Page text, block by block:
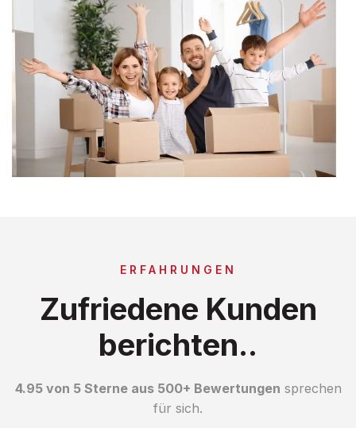
ERFAHRUNGEN
Zufriedene Kunden
berichten..
4.95 von 5 Sterne aus 500+ Bewertungen sprechen
für sich.